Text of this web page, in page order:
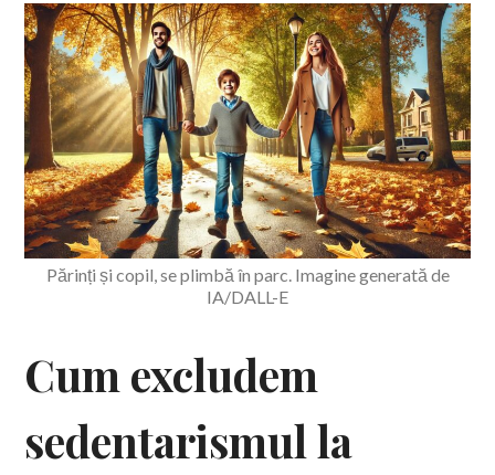
Părinți și copil, se plimbă în parc. Imagine generată de
IA/DALL-E
Cum excludem
sedentarismul la